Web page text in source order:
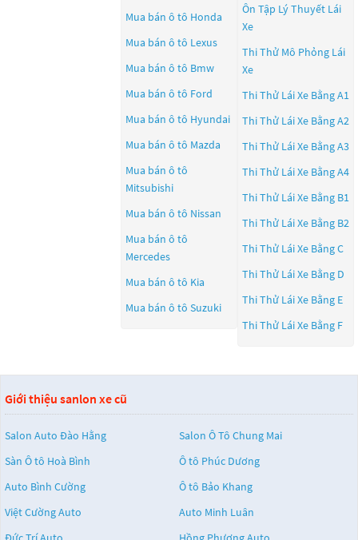
Mua bán ô tô Honda
Mua bán ô tô Lexus
Mua bán ô tô Bmw
Mua bán ô tô Ford
Mua bán ô tô Hyundai
Mua bán ô tô Mazda
Mua bán ô tô
Mitsubishi
Mua bán ô tô Nissan
Mua bán ô tô
Mercedes
Mua bán ô tô Kia
Mua bán ô tô Suzuki
Ôn Tập Lý Thuyết Lái
Xe
Thi Thử Mô Phỏng Lái
Xe
Thi Thử Lái Xe Bằng A1
Thi Thử Lái Xe Bằng A2
Thi Thử Lái Xe Bằng A3
Thi Thử Lái Xe Bằng A4
Thi Thử Lái Xe Bằng B1
Thi Thử Lái Xe Bằng B2
Thi Thử Lái Xe Bằng C
Thi Thử Lái Xe Bằng D
Thi Thử Lái Xe Bằng E
Thi Thử Lái Xe Bằng F
Giới thiệu sanlon xe cũ
Salon Auto Đào Hằng
Salon Ô Tô Chung Mai
Sàn Ô tô Hoà Bình
Ô tô Phúc Dương
Auto Bình Cường
Ô tô Bảo Khang
Việt Cường Auto
Auto Minh Luân